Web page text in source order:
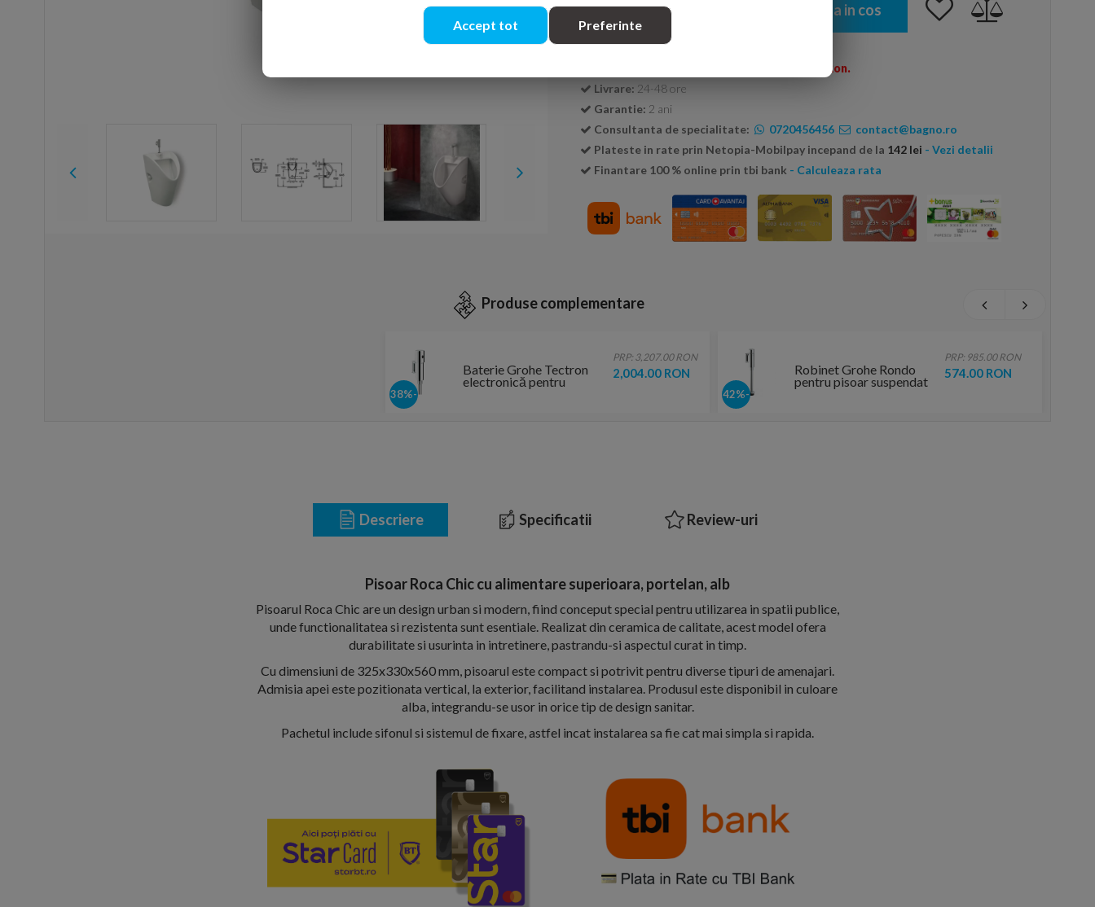
Cantitate: Adauga in cos
Transport GRATUIT la comenzi peste 600 Ron.
Livrare: 24-48 ore
Garantie: 2 ani
Consultanta de specialitate:
0720456456
contact@bagno.ro
Plateste in rate prin Netopia-Mobilpay incepand de la 142 lei - Vezi detalii
Finantare 100 % online prin tbi bank - Calculeaza rata
Produse complementare
-42%
Robinet Grohe Rondo
pentru pisoar suspendat
Grohe Bau Ceramic
PRP: 985.00 RON
574.00 RON
-38%
Baterie Grohe Tectron
electronică pentru
infraroșu pentru pisoar
PRP: 3,207.00 RON
2,004.00 RON
Descriere Specificatii Review-uri
Pisoar Roca Chic cu alimentare superioara, portelan, alb
Pisoarul Roca Chic are un design urban si modern, fiind conceput special pentru utilizarea in spatii publice,
unde functionalitatea si rezistenta sunt esentiale. Realizat din ceramica de calitate, acest model ofera
durabilitate si usurinta in intretinere, pastrandu-si aspectul curat in timp.
Cu dimensiuni de 325x330x560 mm, pisoarul este compact si potrivit pentru diverse tipuri de amenajari.
Admisia apei este pozitionata vertical, la exterior, facilitand instalarea. Produsul este disponibil in culoare
alba, integrandu-se usor in orice tip de design sanitar.
Pachetul include sifonul si sistemul de fixare, astfel incat instalarea sa fie cat mai simpla si rapida.
Accept tot Preferinte